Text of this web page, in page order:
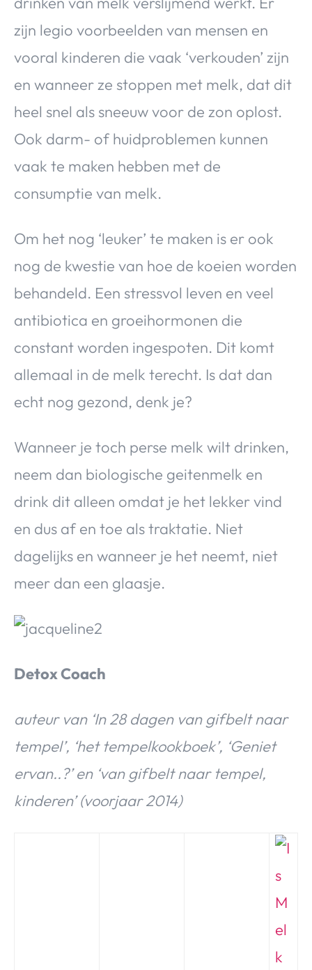
zijn legio voorbeelden van mensen en
vooral kinderen die vaak ‘verkouden’ zijn
en wanneer ze stoppen met melk, dat dit
heel snel als sneeuw voor de zon oplost.
Ook darm- of huidproblemen kunnen
vaak te maken hebben met de
consumptie van melk.
Om het nog ‘leuker’ te maken is er ook
nog de kwestie van hoe de koeien worden
behandeld. Een stressvol leven en veel
antibiotica en groeihormonen die
constant worden ingespoten. Dit komt
allemaal in de melk terecht. Is dat dan
echt nog gezond, denk je?
Wanneer je toch perse melk wilt drinken,
neem dan biologische geitenmelk en
drink dit alleen omdat je het lekker vind
en dus af en toe als traktatie. Niet
dagelijks en wanneer je het neemt, niet
meer dan een glaasje.
Detox Coach
auteur van ‘In 28 dagen van gifbelt naar
tempel’, ‘het tempelkookboek’, ‘Geniet
ervan..?’ en ‘van gifbelt naar tempel,
kinderen’ (voorjaar 2014)